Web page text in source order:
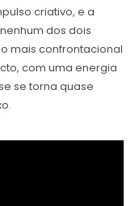
criativo, e a
dos dois
mais confrontacional
com uma energia
se torna quase